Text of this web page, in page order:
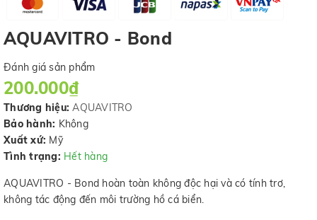
AQUAVITRO - Bond
Đánh giá sản phẩm
200.000₫
Thương hiệu: AQUAVITRO
Bảo hành: Không
Xuất xứ: Mỹ
Tình trạng: Hết hàng
AQUAVITRO - Bond hoàn toàn không độc hại và có tính trơ,
không tác động đến môi trường hồ cá biển.